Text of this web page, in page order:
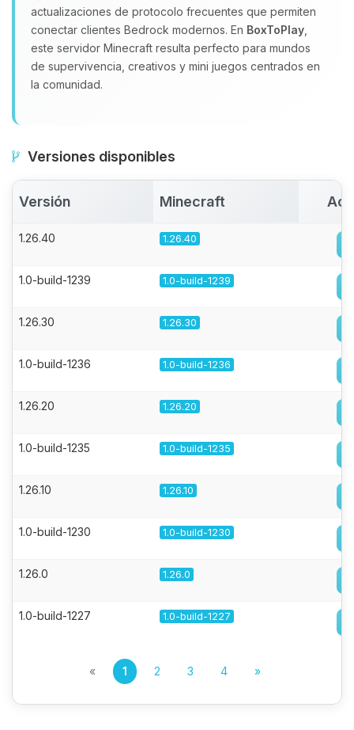
actualizaciones de protocolo frecuentes que permiten
conectar clientes Bedrock modernos. En BoxToPlay
este servidor Minecraft resulta perfecto para mundos
de supervivencia, creativos y mini juegos centrados en
la comunidad.
Versiones disponibles
Versión Minecraft
1.26.40 1.26.40
1.0-build-1239 1.0-build-1239
1.26.30 1.26.30
1.0-build-1236 1.0-build-1236
1.26.20 1.26.20
1.0-build-1235 1.0-build-1235
1.26.10 1.26.10
1.0-build-1230 1.0-build-1230
1.26.0 1.26.0
1.0-build-1227 1.0-build-1227
« 1 2 3 4 »